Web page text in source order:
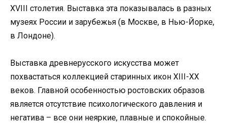
XVIII столетия. Выставка эта показывалась в разных
музеях России и зарубежья (в Москве, в Нью-Йорке,
в Лондоне).
Выставка древнерусского искусства может
похвастаться коллекцией старинных икон XIII-XX
веков. Главной особенностью ростовских образов
является отсутствие психологического давления и
негатива – все они неяркие, плавные и спокойные.